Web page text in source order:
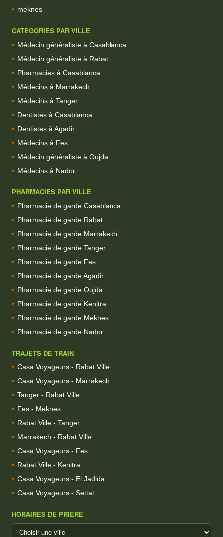
meknes
CATEGORIES PAR VILLE
Médecin généraliste à Casablanca
Médecin généraliste à Rabat
Pharmacies à Casablanca
Médecins à Marrakech
Médecins à Tanger
Dentistes à Casablanca
Dentistes à Agadir
Médecins à Fes
Médecin généraliste à Oujda
Médecins à Nador
PHARMACIES PAR VILLE
Pharmacie de garde Casablanca
Pharmacie de garde Rabat
Pharmacie de garde Marrakech
Pharmacie de garde Tanger
Pharmacie de garde Fes
Pharmacie de garde Agadir
Pharmacie de garde Oujda
Pharmacie de garde Kenitra
Pharmacie de garde Meknes
Pharmacie de garde Nador
TRAJETS DE TRAIN
Casa Voyageurs - Rabat Ville
Casa Voyageurs - Marrakech
Tanger - Rabat Ville
Fes - Meknes
Rabat Ville - Tanger
Marrakech - Rabat Ville
Casa Voyageurs - Fes
Rabat Ville - Kenitra
Casa Voyageurs - El Jadida
Casa Voyageurs - Settat
HORAIRES DE PRIERE